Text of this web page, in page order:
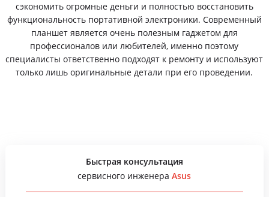
сэкономить огромные деньги и полностью восстановить
функциональность портативной электроники. Современный
планшет является очень полезным гаджетом для
профессионалов или любителей, именно поэтому
специалисты ответственно подходят к ремонту и используют
только лишь оригинальные детали при его проведении.
Быстрая консультация
сервисного инженераAsus